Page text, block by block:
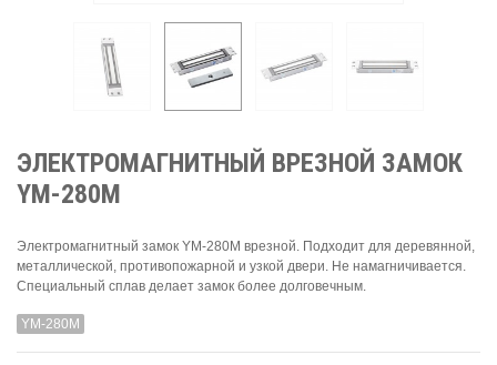
ЭЛЕКТРОМАГНИТНЫЙ ВРЕЗНОЙ ЗАМОК
YM-280M
Электромагнитный замок YM-280M врезной. Подходит для деревянной,
металлической, противопожарной и узкой двери. Не намагничивается.
Специальный сплав делает замок более долговечным.
YM-280M